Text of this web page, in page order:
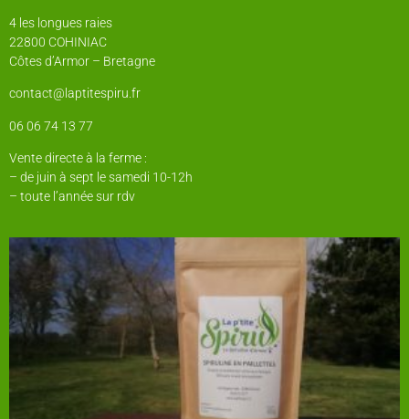
4 les longues raies
22800 COHINIAC
Côtes d’Armor – Bretagne
contact@laptitespiru.fr
06 06 74 13 77
Vente directe à la ferme :
– de juin à sept le samedi 10-12h
– toute l’année sur rdv